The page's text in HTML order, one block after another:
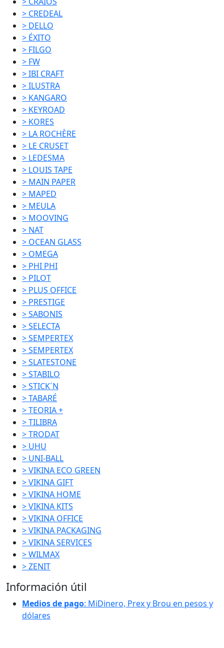
> CREDEAL
> DELLO
> ÉXITO
> FILGO
> FW
> IBI CRAFT
> ILUSTRA
> KANGARO
> KEYROAD
> KORES
> LA ROCHÈRE
> LE CRUSET
> LEDESMA
> LOUIS TAPE
> MAIN PAPER
> MAPED
> MEULA
> MOOVING
> NAT
> OCEAN GLASS
> OMEGA
> PHI PHI
> PILOT
> PLUS OFFICE
> PRESTIGE
> SABONIS
> SELECTA
> SEMPERTEX
> SEMPERTEX
> SLATESTONE
> STABILO
> STICK´N
> TABARÉ
> TEORIA +
> TILIBRA
> TRODAT
> UHU
> UNI-BALL
> VIKINA ECO GREEN
> VIKINA GIFT
> VIKINA HOME
> VIKINA KITS
> VIKINA OFFICE
> VIKINA PACKAGING
> VIKINA SERVICES
> WILMAX
> ZENIT
Información útil
Medios de pago: MiDinero, Prex y Brou en pesos y
dólares